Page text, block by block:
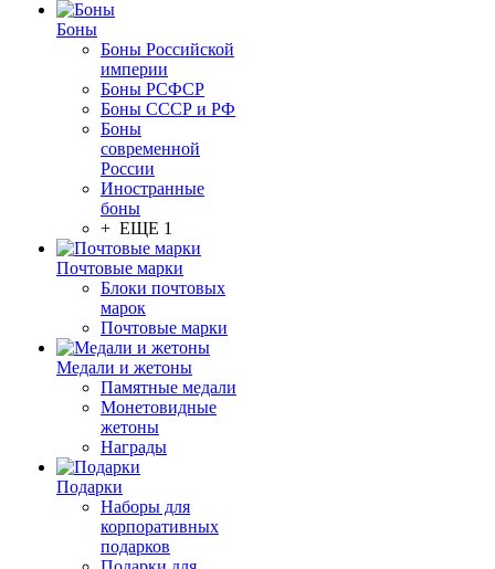
Боны
Боны Российской
империи
Боны РСФСР
Боны СССР и РФ
Боны
современной
России
Иностранные
боны
+ ЕЩЕ 1
Почтовые марки
Блоки почтовых
марок
Почтовые марки
Медали и жетоны
Памятные медали
Монетовидные
жетоны
Награды
Подарки
Наборы для
корпоративных
подарков